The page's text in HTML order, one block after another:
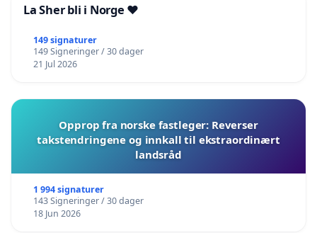
La Sher bli i Norge ❤️
149 signaturer
149 Signeringer / 30 dager
21 Jul 2026
Opprop fra norske fastleger: Reverser
takstendringene og innkall til ekstraordinært
landsråd
1 994 signaturer
143 Signeringer / 30 dager
18 Jun 2026